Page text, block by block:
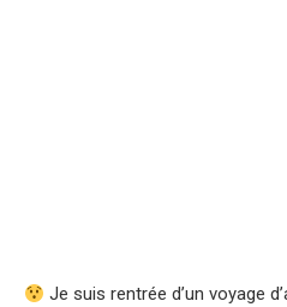
Je suis rentrée d’un voyage